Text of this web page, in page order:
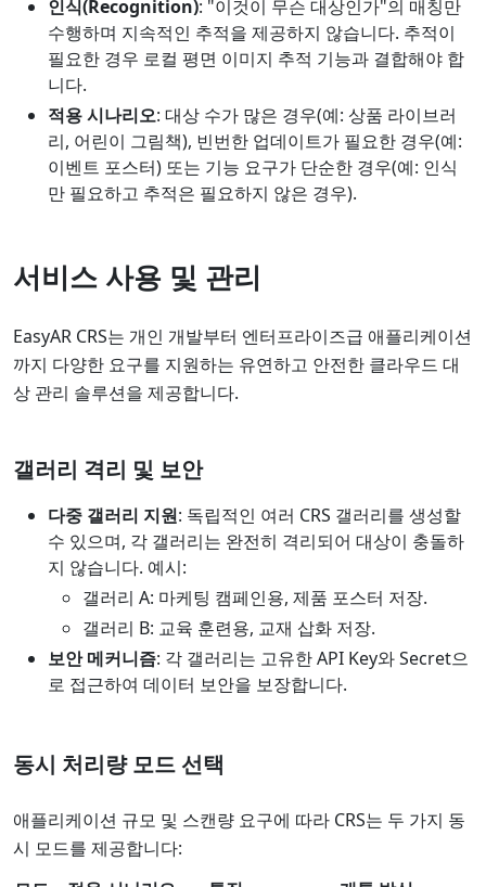
인식(Recognition): "이것이 무슨 대상인가"의 매칭만
수행하며 지속적인 추적을 제공하지 않습니다. 추적이
필요한 경우 로컬 평면 이미지 추적 기능과 결합해야 합
니다.
적용 시나리오: 대상 수가 많은 경우(예: 상품 라이브러
리, 어린이 그림책), 빈번한 업데이트가 필요한 경우(예:
이벤트 포스터) 또는 기능 요구가 단순한 경우(예: 인식
만 필요하고 추적은 필요하지 않은 경우).
서비스 사용 및 관리
EasyAR CRS는 개인 개발부터 엔터프라이즈급 애플리케이션
까지 다양한 요구를 지원하는 유연하고 안전한 클라우드 대
상 관리 솔루션을 제공합니다.
갤러리 격리 및 보안
다중 갤러리 지원: 독립적인 여러 CRS 갤러리를 생성할
수 있으며, 각 갤러리는 완전히 격리되어 대상이 충돌하
지 않습니다. 예시:
갤러리 A: 마케팅 캠페인용, 제품 포스터 저장.
갤러리 B: 교육 훈련용, 교재 삽화 저장.
보안 메커니즘: 각 갤러리는 고유한 API Key와 Secret으
로 접근하여 데이터 보안을 보장합니다.
동시 처리량 모드 선택
애플리케이션 규모 및 스캔량 요구에 따라 CRS는 두 가지 동
시 모드를 제공합니다: